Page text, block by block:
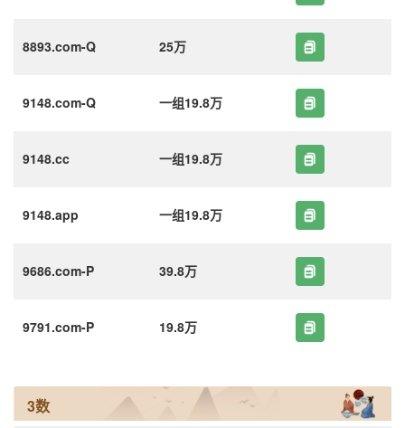
8893.com-Q 25万
9148.com-Q 一组19.8万
9148.cc 一组19.8万
9148.app 一组19.8万
9686.com-P 39.8万
9791.com-P 19.8万
3数